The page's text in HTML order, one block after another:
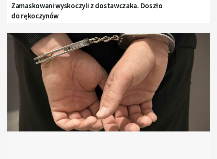
Zamaskowani wyskoczyli z dostawczaka. Doszło
do rękoczynów